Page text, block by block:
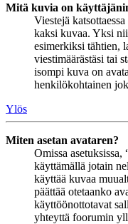
Mitä kuvia on
Viestejä
kaksi kuvaa. Yksi
esimerkiksi tähtien,
viestimäärästäsi tai
isompi kuva on
henkilökohtainen
Ylös
Miten asetan avataren?
Omissa
käyttämällä jotain
käyttää kuvaa
päättää otetaanko
käyttöönottotavat
yhteyttä foorumin